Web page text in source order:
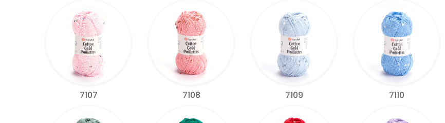
7107 7108 7109 7110